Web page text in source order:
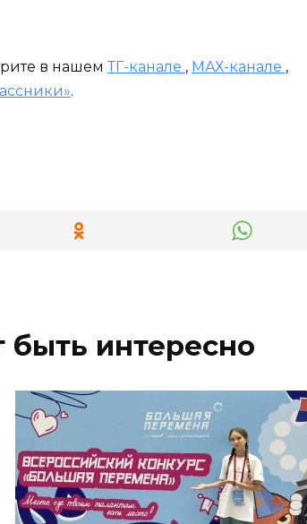
в нашем ТГ-канале , МАХ-канале ,
.
интересно